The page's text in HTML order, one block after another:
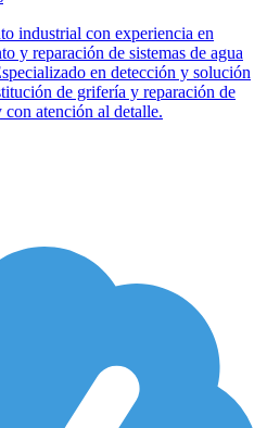
industrial con experiencia en
y reparación de sistemas de agua
en detección y solución
de grifería y reparación de
atención al detalle.